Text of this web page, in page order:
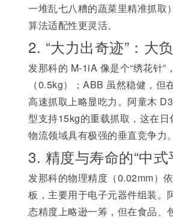
一堆乱七八糟的蔬菜里精准抓取
算法适配性更灵活。
2. “大力出奇迹”：大
发那科的 M-1iA 像是个“绣花针”
（0.5kg）；ABB 虽然稳健，但
高速抓取上略显吃力。阿童木
型支持15kg的重载抓取，这在日
物流领域具有极强的垂直竞争力。
3. 精度与寿命的“中式
发那科的物理精度（0.02mm）
板，主要用于电子元器件组装。
态精度上略逊一筹，但在食品、